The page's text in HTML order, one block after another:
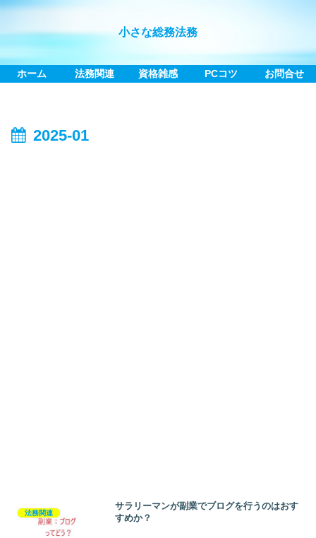
小さな総務法務
ホーム 法務関連 資格雑感 PCコツ お問合せ
2025-01
法務関連
サラリーマンが副業でブログを行うのはおす
すめか？